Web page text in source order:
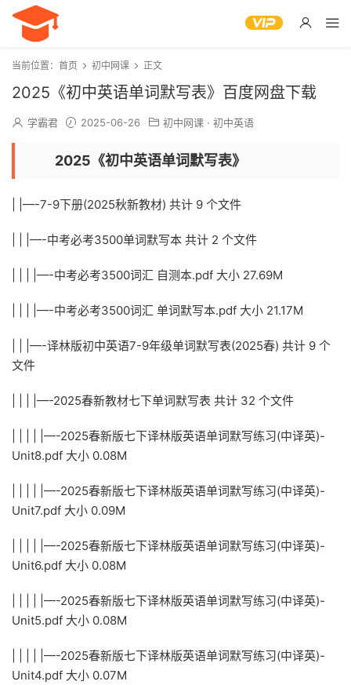
当前位置： 首页 初中网课 正文
2025《初中英语单词默写表》百度网盘下载
学霸君 2025-06-26 初中网课 · 初中英语
2025《初中英语单词默写表》
| |—-7-9下册(2025秋新教材) 共计 9 个文件
| | |—-中考必考3500单词默写本 共计 2 个文件
| | | |—-中考必考3500词汇 自测本.pdf 大小 27.69M
| | | |—-中考必考3500词汇 单词默写本.pdf 大小 21.17M
| | |—-译林版初中英语7-9年级单词默写表(2025春) 共计 9 个
文件
| | | |—-2025春新教材七下单词默写表 共计 32 个文件
| | | | |—-2025春新版七下译林版英语单词默写练习(中译英)-
Unit8.pdf 大小 0.08M
| | | | |—-2025春新版七下译林版英语单词默写练习(中译英)-
Unit7.pdf 大小 0.09M
| | | | |—-2025春新版七下译林版英语单词默写练习(中译英)-
Unit6.pdf 大小 0.08M
| | | | |—-2025春新版七下译林版英语单词默写练习(中译英)-
Unit5.pdf 大小 0.08M
| | | | |—-2025春新版七下译林版英语单词默写练习(中译英)-
Unit4.pdf 大小 0.07M